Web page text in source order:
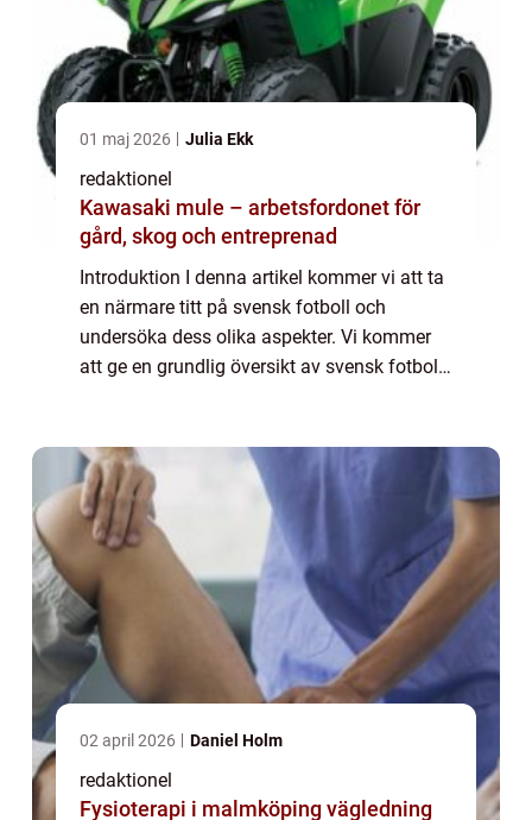
01 maj 2026 Julia Ekk
redaktionel
Kawasaki mule – arbetsfordonet för
gård, skog och entreprenad
Introduktion I denna artikel kommer vi att ta
en närmare titt på svensk fotboll och
undersöka dess olika aspekter. Vi kommer
att ge en grundlig översikt av svensk fotboll,
02 april 2026 Daniel Holm
redaktionel
Fysioterapi i malmköping vägledning